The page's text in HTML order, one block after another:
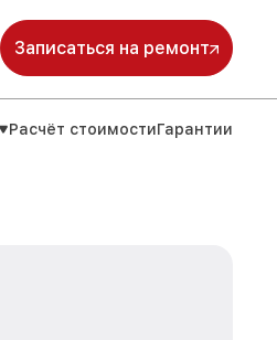
Записаться на ремонт
Расчёт стоимостиГарантии